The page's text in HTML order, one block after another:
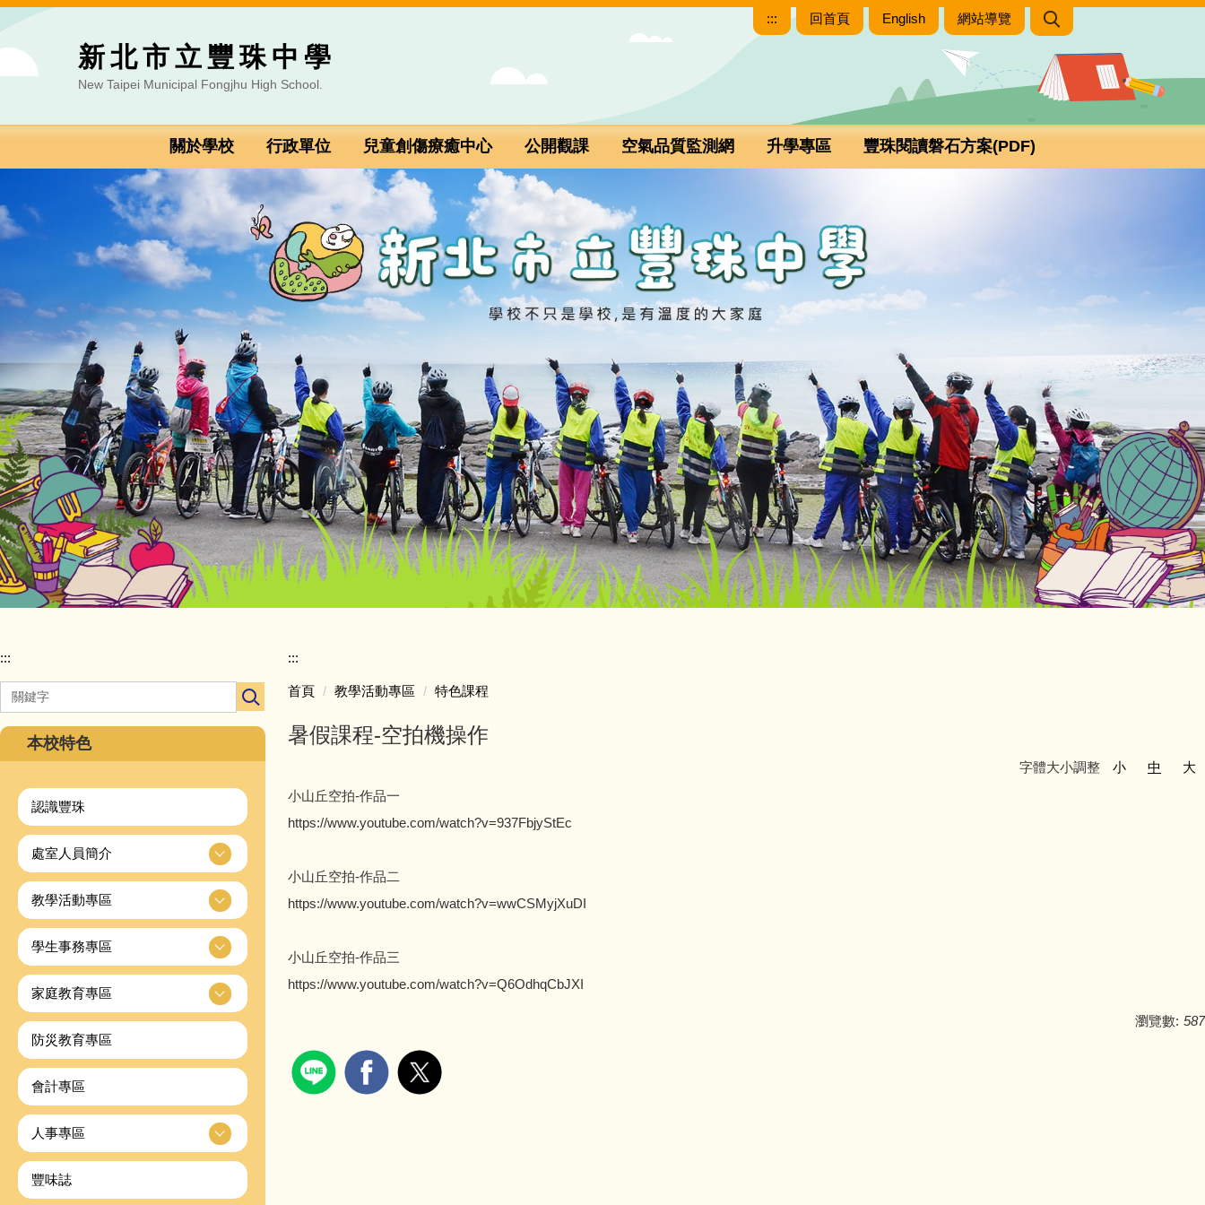
主
區
新北市立豐珠中學
New Taipei Municipal Fongjhu High School.
::: 回首頁 English 網站導覽
關於學校 行政單位 兒童創傷療癒中心 公開觀課 空氣品質監測網 升學專區 豐珠閱讀磐石方案(PDF)
:::
本校特色
認識豐珠
處室人員簡介
教學活動專區
學生事務專區
家庭教育專區
防災教育專區
會計專區
人事專區
豐味誌
:::
首頁 教學活動專區 特色課程
暑假課程-空拍機操作
字體大小調整 小 中
大
小山丘空拍-作品一
https://www.youtube.com/watch?v=937FbjyStEc
小山丘空拍-作品二
https://www.youtube.com/watch?v=wwCSMyjXuDI
小山丘空拍-作品三
https://www.youtube.com/watch?v=Q6OdhqCbJXI
瀏覽數: 587